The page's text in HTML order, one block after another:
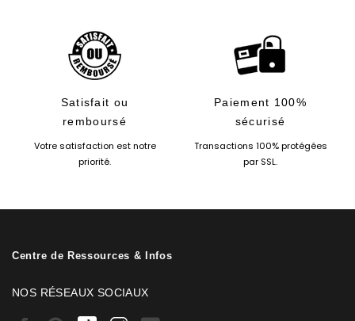
Satisfait ou
remboursé
Votre satisfaction est notre
priorité.
Paiement 100%
sécurisé
Transactions 100% protégées
par SSL.
Centre de Ressources & Infos
NOS RÉSEAUX SOCIAUX